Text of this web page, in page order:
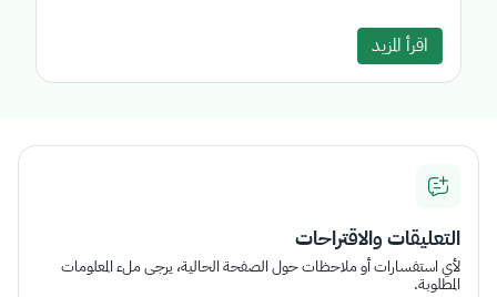
اقرأ المزيد
التعليقات والاقتراحات
لأي استفسارات أو ملاحظات حول الصفحة الحالية، يرجى ملء المعلومات
المطلوبة.